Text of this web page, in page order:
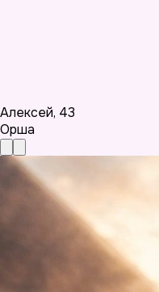
Алексей, 43
Орша